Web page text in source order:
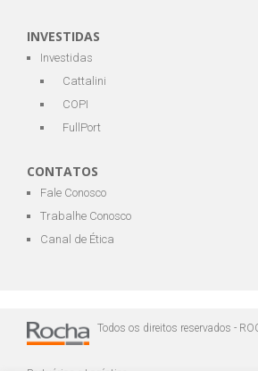
INVESTIDAS
Investidas
Cattalini
COPI
FullPort
CONTATOS
Fale Conosco
Trabalhe Conosco
Canal de Ética
Todos os direitos reservados -